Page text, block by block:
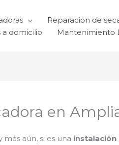
Reparacion de
a domicilio
Mantenimiento
en
aún, si es una instalación